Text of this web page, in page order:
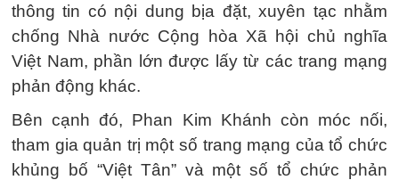
thông tin có nội dung bịa đặt, xuyên tạc nhằm
chống Nhà nước Cộng hòa Xã hội chủ nghĩa
Việt Nam, phần lớn được lấy từ các trang mạng
phản động khác.
Bên cạnh đó, Phan Kim Khánh còn móc nối,
tham gia quản trị một số trang mạng của tổ chức
khủng bố “Việt Tân” và một số tổ chức phản